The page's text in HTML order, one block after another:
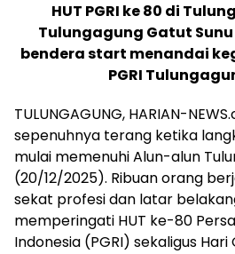
HUT PGRI ke 80 di
Tulungagung Gatut
bendera start menandai
PGRI
TULUNGAGUNG, HARIAN-
sepenuhnya terang ketika
mulai memenuhi Alun-alun
(20/12/2025). Ribuan orang
sekat profesi dan latar
memperingati HUT ke-80
Indonesia (PGRI) sekaligus Hari